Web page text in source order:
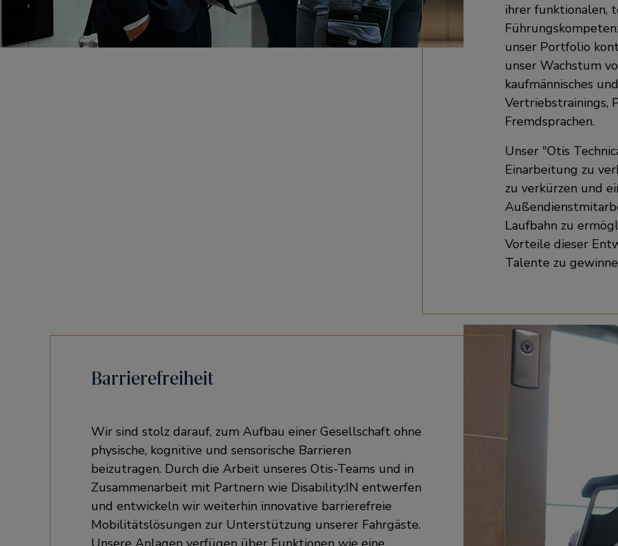
ihrer funktionalen,
unser Portfolio
unser Wachstum
kaufmännisches
Vertriebstrainings,
Fremdsprachen.
Unser "Otis
Einarbeitung zu
zu verkürzen und
Laufbahn zu
Vorteile dieser
Talente zu
Barrierefreiheit
Wir sind stolz darauf, zum Aufbau einer Gesellschaft ohne
physische, kognitive und sensorische Barrieren
beizutragen. Durch die Arbeit unseres Otis-Teams und in
Zusammenarbeit mit Partnern wie Disability:IN entwerfen
und entwickeln wir weiterhin innovative barrierefreie
Mobilitätslösungen zur Unterstützung unserer Fahrgäste.